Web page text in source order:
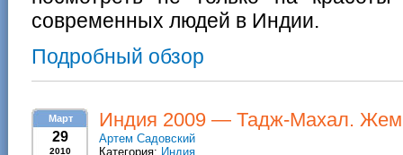
современных людей в Индии.
Подробный обзор
Март
29
2010
Индия 2009 — Тадж-Махал.
Артем Садовский
Категория: Индия